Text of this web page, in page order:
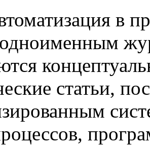
в
одноименным
статьи,